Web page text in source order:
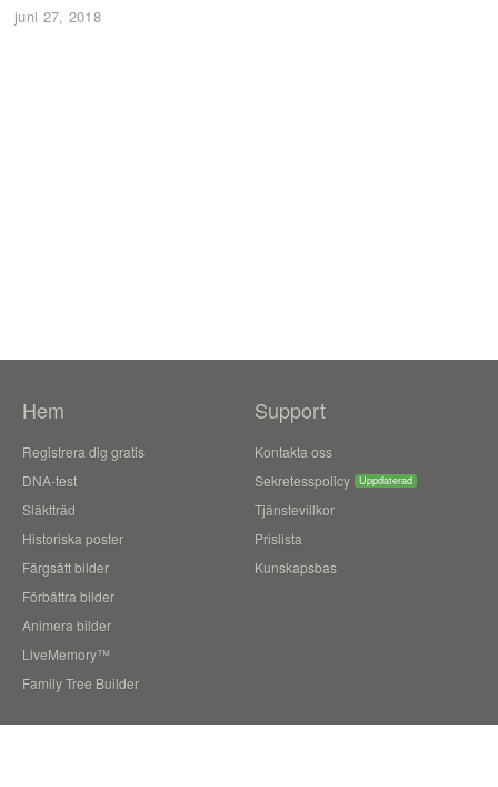
juni 27, 2018
Hem
Registrera dig gratis
DNA-test
Släktträd
Historiska poster
Färgsätt bilder
Förbättra bilder
Animera bilder
LiveMemory™
Family Tree Builder
Support
Kontakta oss
Sekretesspolicy
Uppdaterad
Tjänstevillkor
Prislista
Kunskapsbas